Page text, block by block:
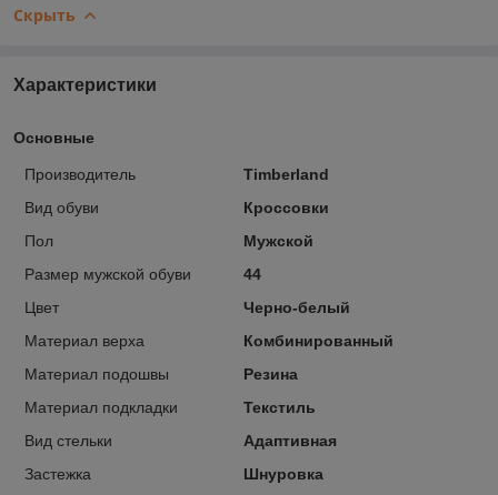
Скрыть
Характеристики
Основные
Производитель
Timberland
Вид обуви
Кроссовки
Пол
Мужской
Размер мужской обуви
44
Цвет
Черно-белый
Материал верха
Комбинированный
Материал подошвы
Резина
Материал подкладки
Текстиль
Вид стельки
Адаптивная
Застежка
Шнуровка